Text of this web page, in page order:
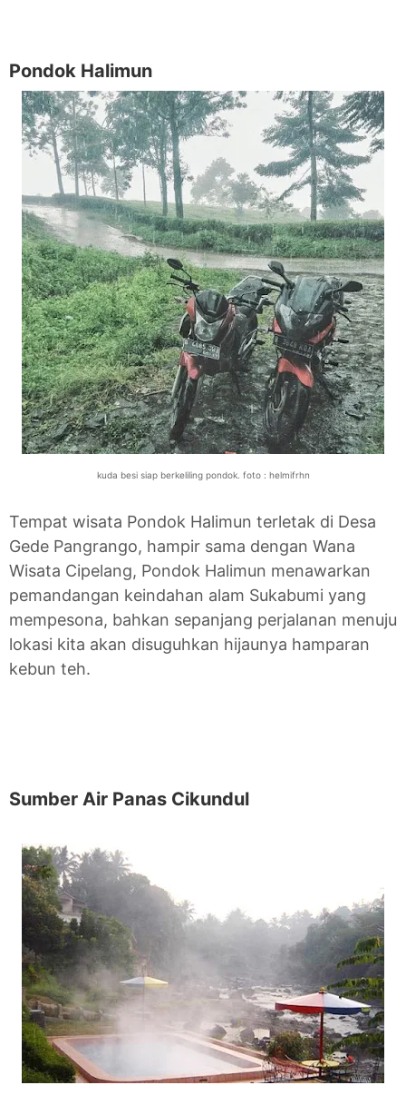
Pondok Halimun
kuda besi siap berkeliling pondok. foto : helmifrhn
Tempat wisata Pondok Halimun terletak di Desa
Gede Pangrango, hampir sama dengan Wana
Wisata Cipelang, Pondok Halimun menawarkan
pemandangan keindahan alam Sukabumi yang
mempesona, bahkan sepanjang perjalanan menuju
lokasi kita akan disuguhkan hijaunya hamparan
kebun teh.
Sumber Air Panas Cikundul